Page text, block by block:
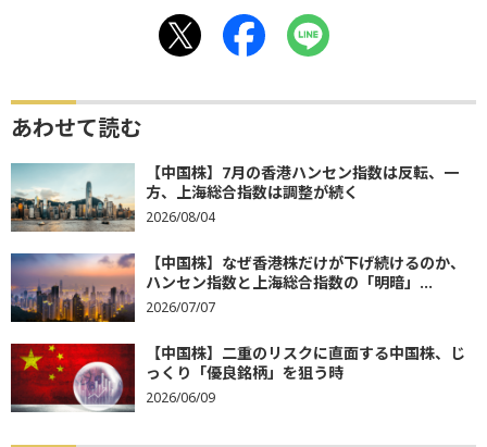
あわせて読む
【中国株】7月の香港ハンセン指数は反転、一
方、上海総合指数は調整が続く
2026/08/04
【中国株】なぜ香港株だけが下げ続けるのか、
ハンセン指数と上海総合指数の「明暗」...
2026/07/07
【中国株】二重のリスクに直面する中国株、じ
っくり「優良銘柄」を狙う時
2026/06/09